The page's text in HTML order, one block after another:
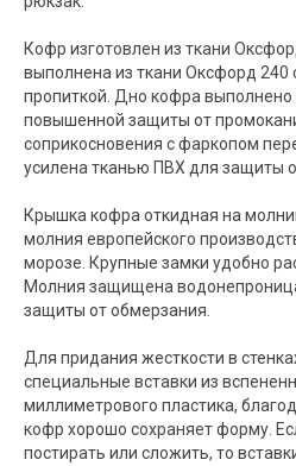
Кофр изготовлен из ткани
выполнена из ткани Оксфорд 240
пропиткой. Дно кофра выполнено
повышенной защиты от
соприкосновения с фаркопом
усилена тканью ПВХ для защиты
Крышка кофра откидная на
молния европейского
морозе. Крупные замки удобно
Молния защищена
защиты от обмерзания.
Для придания жесткости в
специальные вставки из
миллиметрового пластика,
кофр хорошо сохраняет форму.
постирать или сложить, то